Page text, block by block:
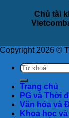
Chủ tài
Copyright 2026 ©
Trang chủ
PG và Thời
Văn hóa và
Khoa học